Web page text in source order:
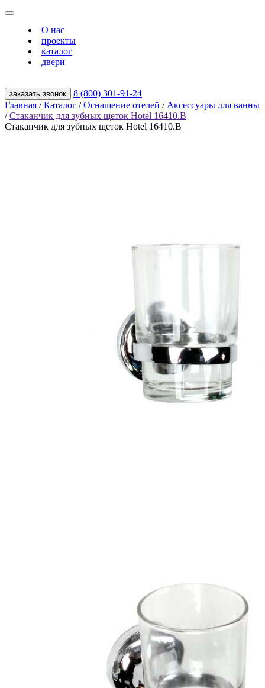
О нас
проекты
каталог
двери
заказать звонок
8 (800) 301‑91‑24
Главная / Каталог / Оснащение отелей / Аксессуары для ванны
/ Стаканчик для зубных щеток Hotel 16410.B
Стаканчик для зубных щеток Hotel 16410.B